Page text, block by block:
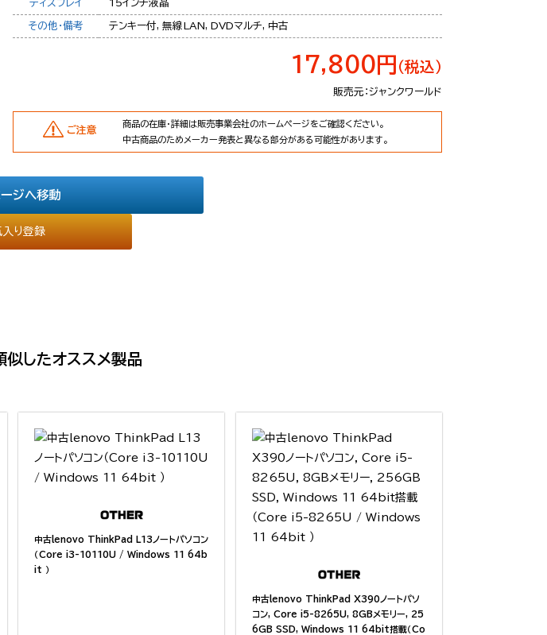
ディスプレイ 15インチ液晶
その他・備考 テンキー付, 無線LAN, DVDマルチ, 中古
17,800円 （税込）
販売元：ジャンクワールド
ご注意
商品の在庫・詳細は販売事業会社のホームページをご確認ください。
中古商品のためメーカー発表と異なる部分がある可能性があります。
ジへ移動
入り登録
したオススメ製品
中古lenovo ThinkPad L13ノートパソコン
（Core i3-10110U / Windows 11 64b
it ）
中古lenovo ThinkPad X390ノートパソ
コン, Core i5-8265U, 8GBメモリー, 25
6GB SSD, Windows 11 64bit搭載（Co